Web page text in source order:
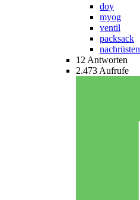
doy
myog
ventil
packsack
nachrüsten
12 Antworten
2.473 Aufrufe